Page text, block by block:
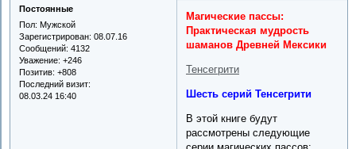
Постоянные
Пол: Мужской
Зарегистрирован: 08.07.16
Сообщений: 4132
Уважение: +246
Позитив: +808
Последний визит:
08.03.24 16:40
Магические пассы:
Практическая мудрость
шаманов Древней Мексики
Тенсегрити
Шесть серий Тенсегрити
В этой книге будут
рассмотрены следующие